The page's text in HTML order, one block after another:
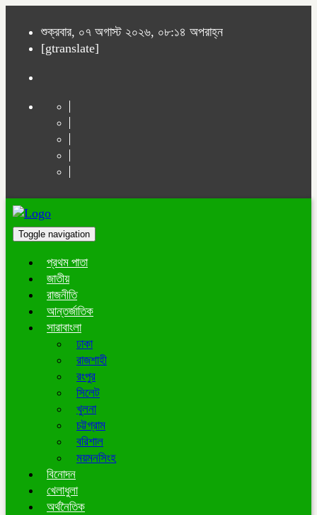
শুক্রবার, ০৭ অগাস্ট ২০২৬, ০৮:১৪ অপরাহ্ন
[gtranslate]
Toggle navigation
প্রথম পাতা
জাতীয়
রাজনীতি
আন্তর্জাতিক
সারাবাংলা
ঢাকা
রাজশাহী
রংপুর
সিলেট
খুলনা
চট্টগ্রাম
বরিশাল
ময়মনসিংহ
বিনোদন
খেলাধুলা
অর্থনৈতিক